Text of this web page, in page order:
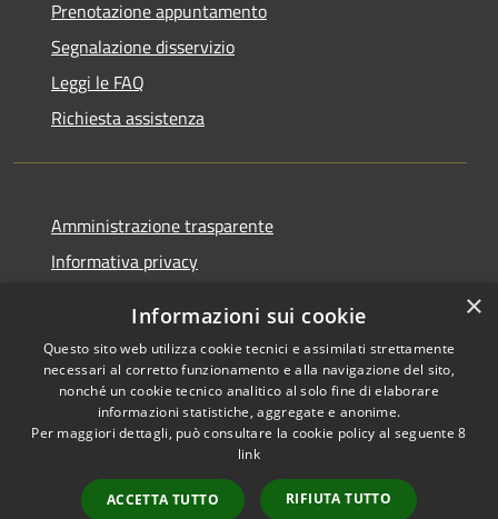
Prenotazione appuntamento
Segnalazione disservizio
Leggi le FAQ
Richiesta assistenza
Amministrazione trasparente
Informativa privacy
Dichiarazione di accessibilità
RSS
Copyright © 2026 • Comune di
Municipium•
Accesso
×
Informazioni sui cookie
Questo sito web utilizza cookie tecnici e assimilati strettamente
necessari al corretto funzionamento e alla navigazione del sito,
nonché un cookie tecnico analitico al solo fine di elaborare
informazioni statistiche, aggregate e anonime.
Per maggiori dettagli, può consultare la cookie policy al seguente8
link
ACCETTA TUTTO RIFIUTA TUTTO